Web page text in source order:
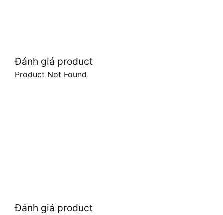
Đánh giá product
Product Not Found
Đánh giá product